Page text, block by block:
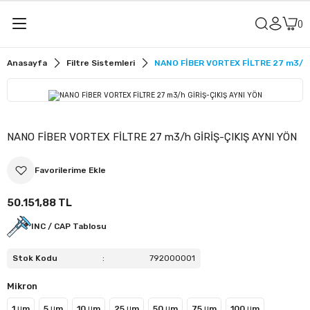
Vanaları
Vanaları
Su Vanaları
Anasayfa Filtre Sistemleri NANO FİBER VORTEX FİLTRE 27 m3/
NANO FİBER VORTEX FİLTRE 27 m3/h GİRİŞ-ÇIKIŞ AYNI YÖN
50.151,88 TL
INC / CAP Tablosu
Stok Kodu : 792000001
Mikron